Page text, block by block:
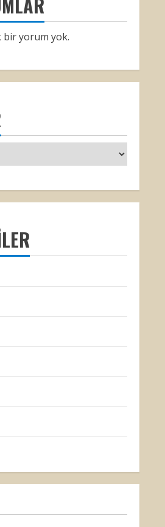
yorum yok.